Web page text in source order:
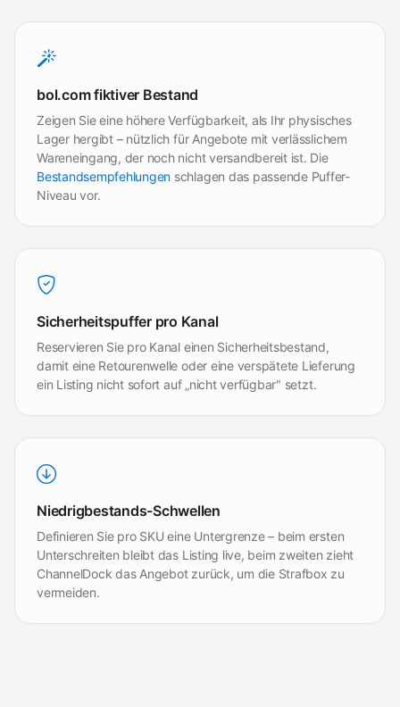
bol.com fiktiver Bestand
Zeigen Sie eine höhere Verfügbarkeit, als Ihr physisches
Lager hergibt – nützlich für Angebote mit verlässlichem
Wareneingang, der noch nicht versandbereit ist. Die
Bestandsempfehlungen schlagen das passende Puffer-
Niveau vor.
Sicherheitspuffer pro Kanal
Reservieren Sie pro Kanal einen Sicherheitsbestand,
damit eine Retourenwelle oder eine verspätete Lieferung
ein Listing nicht sofort auf „nicht verfügbar" setzt.
Niedrigbestands-Schwellen
Definieren Sie pro SKU eine Untergrenze – beim ersten
Unterschreiten bleibt das Listing live, beim zweiten zieht
ChannelDock das Angebot zurück, um die Strafbox zu
vermeiden.